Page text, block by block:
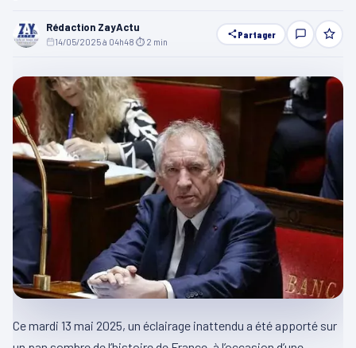
Rédaction ZayActu
14/05/2025 à 04h48 ⏱ 2 min
Partager
Ce mardi 13 mai 2025, un éclairage inattendu a été apporté sur